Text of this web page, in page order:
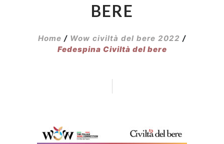
BERE
Home / Wow civiltà del bere 2022 /
Fedespina Civiltà del bere